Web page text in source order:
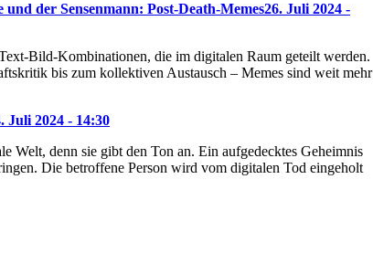
und der Sensenmann: Post-Death-Memes26. Juli 2024 -
Bild-Kombinationen, die im digitalen Raum geteilt werden.
bis zum kollektiven Austausch – Memes sind weit mehr
Juli 2024 - 14:30
Welt, denn sie gibt den Ton an. Ein aufgedecktes Geheimnis
Die betroffene Person wird vom digitalen Tod eingeholt